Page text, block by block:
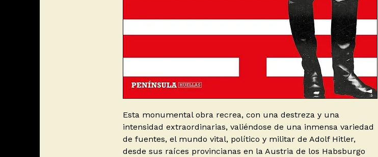
Esta monumental obra recrea, con una destreza y una
intensidad extraordinarias, valiéndose de una inmensa variedad
de fuentes, el mundo vital, político y militar de Adolf Hitler,
desde sus raíces provincianas en la Austria de los Habsburgo